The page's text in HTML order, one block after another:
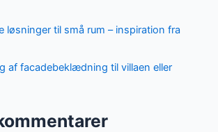
løsninger til små rum – inspiration fra
af facadebeklædning til villaen eller